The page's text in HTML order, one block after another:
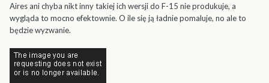
Aires ani chyba nikt inny takiej ich wersji do F-15 nie produkuje, a
wygląda to mocno efektownie. O ile się ją ładnie pomaluje, no ale to
będzie wyzwanie.